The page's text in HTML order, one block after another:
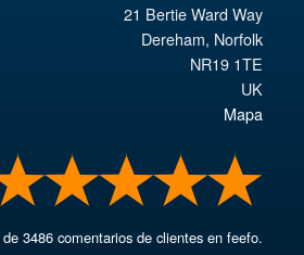
21 Bertie Ward Way
Dereham, Norfolk
NR19 1TE
UK
Mapa
de3486 comentarios de clientes en feefo.